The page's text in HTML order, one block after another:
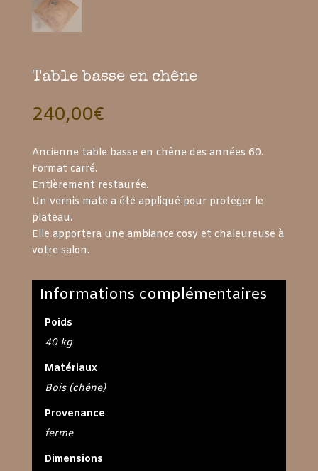
Table basse en chêne
240,00€
Ancienne table basse en chêne des années 60.
Format carré.
Entièrement restaurée.
Un vernis mate a été appliqué pour protéger le
plateau.
Elle apportera une ambiance cosy et chaleureuse à
votre salon.
Informations complémentaires
Poids
40 kg
Matériaux
Bois (chêne)
Provenance
ferme
Dimensions